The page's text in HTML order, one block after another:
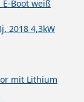
E-Boot weiß
2018 4,3kW
mit Lithium